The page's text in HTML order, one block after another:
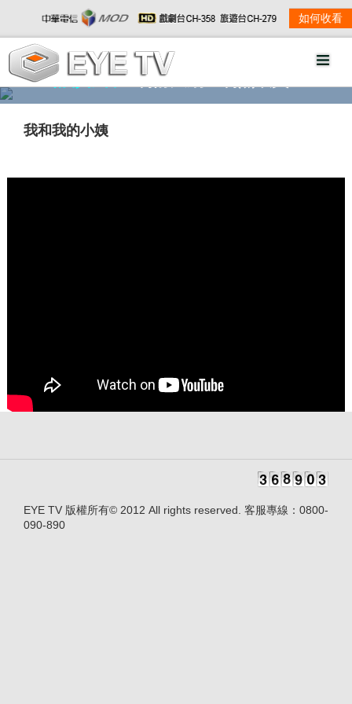
如何收看
精彩影音 劇情大綱
我和我的小姨
EYE TV 版權所有© 2012 All rights reserved. 客服專線：0800-
090-890